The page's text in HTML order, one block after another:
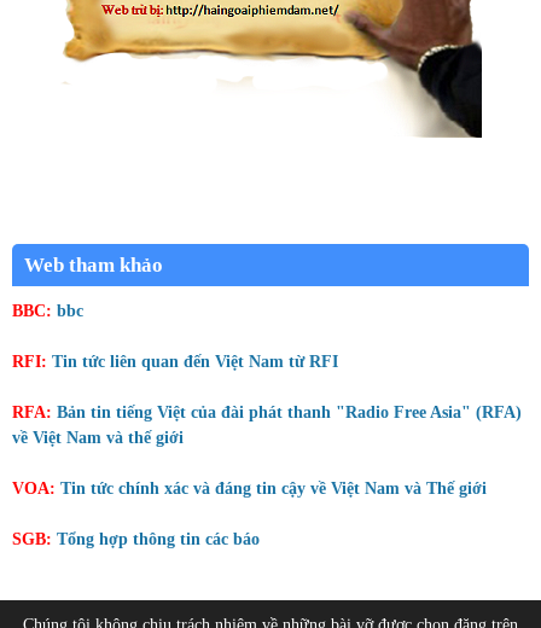
Web tham khảo
BBC: bbc
RFI: Tin tức liên quan đến Việt Nam từ RFI
RFA: Bản tin tiếng Việt của đài phát thanh "Radio Free Asia" (RFA)
về Việt Nam và thế giới
VOA: Tin tức chính xác và đáng tin cậy về Việt Nam và Thế giới
SGB: Tổng hợp thông tin các báo